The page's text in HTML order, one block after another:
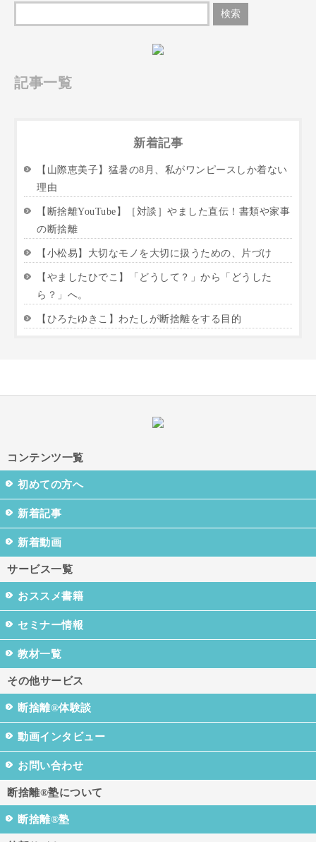
記事一覧
新着記事
【山際恵美子】猛暑の8月、私がワンピースしか着ない
理由
【断捨離YouTube】［対談］やました直伝！書類や家事
の断捨離
【小松易】大切なモノを大切に扱うための、片づけ
【やましたひでこ】「どうして？」から「どうした
ら？」へ。
【ひろたゆきこ】わたしが断捨離をする目的
コンテンツ一覧
初めての方へ
新着記事
新着動画
サービス一覧
おススメ書籍
セミナー情報
教材一覧
その他サービス
断捨離®体験談
動画インタビュー
お問い合わせ
断捨離®塾について
断捨離®塾